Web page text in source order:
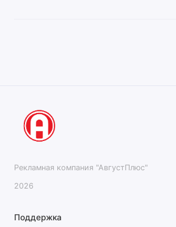
Рекламная компания "АвгустПлюс"
2026
Поддержка